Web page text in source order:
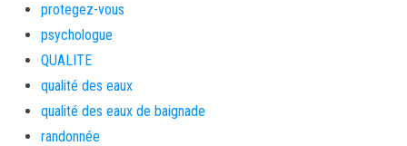
protegez-vous
psychologue
QUALITE
qualité des eaux
qualité des eaux de baignade
randonnée